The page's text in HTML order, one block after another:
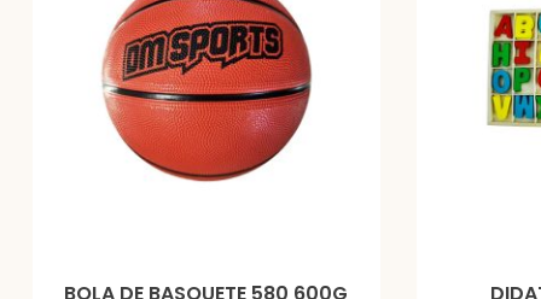
BOLA DE BASQUETE 580 600G